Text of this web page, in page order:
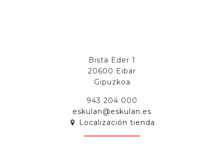
Bista Eder 1
20600 Eibar
Gipuzkoa
943 204 000
eskulan@eskulan.es
Localización tienda